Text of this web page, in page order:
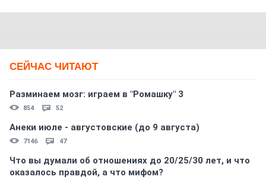
СЕЙЧАС ЧИТАЮТ
Разминаем мозг: играем в "Ромашку" 3
854 52
Анеки июле - августовские (до 9 августа)
7146 47
Что вы думали об отношениях до 20/25/30 лет, и что
оказалось правдой, а что мифом?